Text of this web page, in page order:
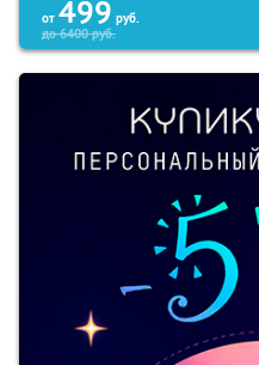
от 499 руб.
до6400руб.